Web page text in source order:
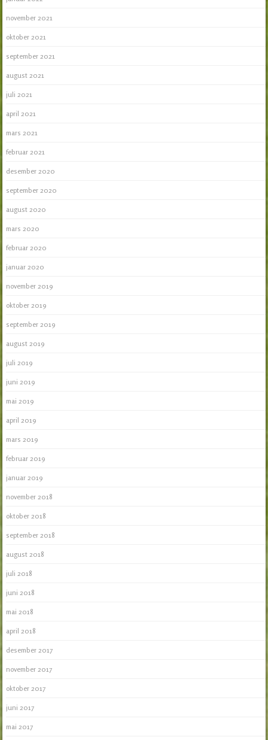
november 2021
oktober 2021
september 2021
august 2021
juli 2021
april 2021
mars 2021
februar 2021
desember 2020
september 2020
august 2020
mars 2020
februar 2020
januar 2020
november 2019
oktober 2019
september 2019
august 2019
juli 2019
juni 2019
mai 2019
april 2019
mars 2019
februar 2019
januar 2019
november 2018
oktober 2018
september 2018
august 2018
juli 2018
juni 2018
mai 2018
april 2018
desember 2017
november 2017
oktober 2017
juni 2017
mai 2017